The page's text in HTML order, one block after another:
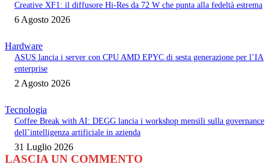
Creative XF1: il diffusore Hi-Res da 72 W che punta alla fedeltà estrema
6 Agosto 2026
Hardware
ASUS lancia i server con CPU AMD EPYC di sesta generazione per l’IA
enterprise
2 Agosto 2026
Tecnologia
Coffee Break with AI: DEGG lancia i workshop mensili sulla governance
dell’intelligenza artificiale in azienda
31 Luglio 2026
LASCIA UN COMMENTO